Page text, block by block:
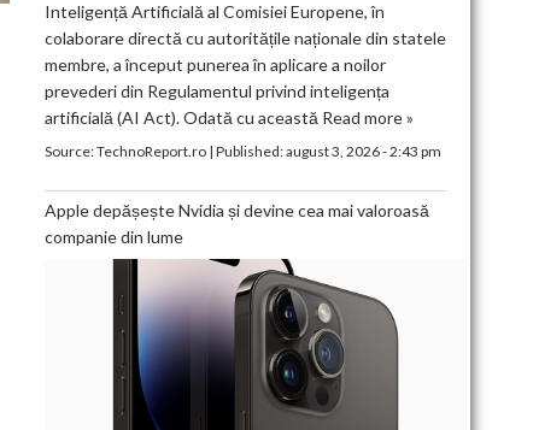
Inteligență Artificială al Comisiei Europene, în
colaborare directă cu autoritățile naționale din statele
membre, a început punerea în aplicare a noilor
prevederi din Regulamentul privind inteligența
artificială (AI Act). Odată cu această Read more »
Source:TechnoReport.ro| Published:august 3, 2026 - 2:43 pm
Apple depășește Nvidia și devine cea mai valoroasă
companie din lume